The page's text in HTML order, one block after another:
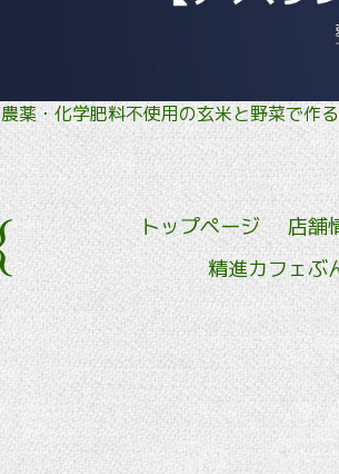
農薬・化学肥料不使用の玄米と野菜
トップページ 店舗
精進カフェぶ